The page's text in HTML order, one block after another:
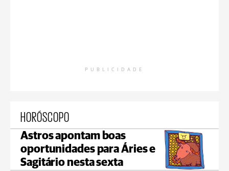
PUBLICIDADE
HORÓSCOPO
Astros apontam boas
oportunidades para Áries e
Sagitário nesta sexta